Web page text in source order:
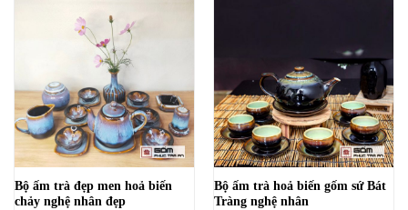
Bộ ấm trà đẹp men hoả biến
chảy nghệ nhân đẹp
Bộ ấm trà hoả biến gốm sứ Bát
Tràng nghệ nhân